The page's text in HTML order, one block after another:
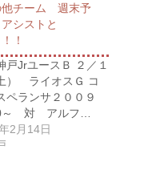
他チーム 週末予
シストと
！
JrユースＢ ２／１
） ライオスＧ コ
ペランサ２００９
～ 対 アルフ…
2月14日